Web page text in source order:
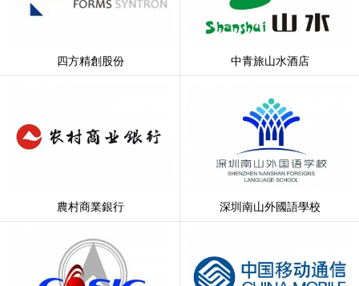
四方精創股份 中青旅山水酒店
農村商業銀行 深圳南山外國語學校